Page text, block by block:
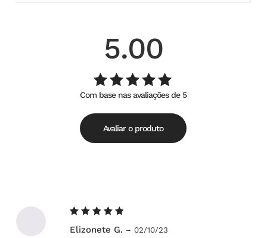
5.00
Avaliação
5.00de
5
Com base nas avaliações de 5
Avaliar o produto
5de 5
Elizonete G. – 02/10/23